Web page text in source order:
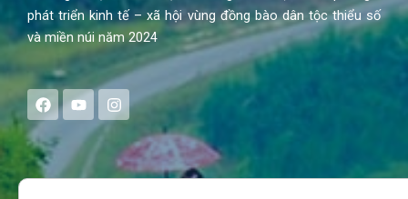
phát triển kinh tế – xã hội vùng đồng bào dân tộc thiểu số
và miền núi năm 2024
F
a
e
b
o
Y
o
t
u
b
I
n
s
a
g
Search